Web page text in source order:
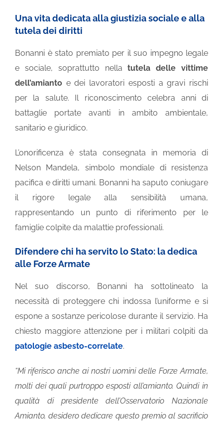
Una vita dedicata alla giustizia sociale e alla
tutela dei diritti
Bonanni è stato premiato per il suo impegno legale
e sociale, soprattutto nellatutela delle vittime
dell’amianto e dei lavoratori esposti a gravi rischi
per la salute. Il riconoscimento celebra anni di
battaglie portate avanti in ambito ambientale,
sanitario e giuridico.
L’onorificenza è stata consegnata in memoria di
Nelson Mandela, simbolo mondiale di resistenza
pacifica e diritti umani. Bonanni ha saputo coniugare
il rigore legale alla sensibilità umana,
rappresentando un punto di riferimento per le
famiglie colpite da malattie professionali.
Difendere chi ha servito lo Stato: la dedica
alle Forze Armate
Nel suo discorso, Bonanni ha sottolineato la
necessità di proteggere chi indossa l’uniforme e si
espone a sostanze pericolose durante il servizio. Ha
chiesto maggiore attenzione per i militari colpiti da
patologie asbesto-correlate.
“Mi riferisco anche ai nostri uomini delle Forze Armate,
molti dei quali purtroppo esposti all’amianto. Quindi in
qualità di presidente dell’Osservatorio Nazionale
Amianto, desidero dedicare questo premio al sacrificio